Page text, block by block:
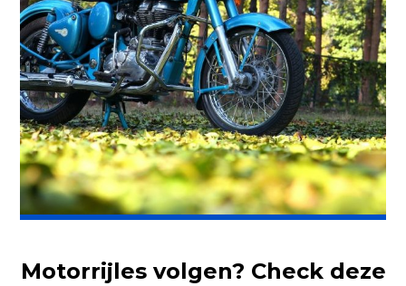
Motorrijles volgen? Check deze